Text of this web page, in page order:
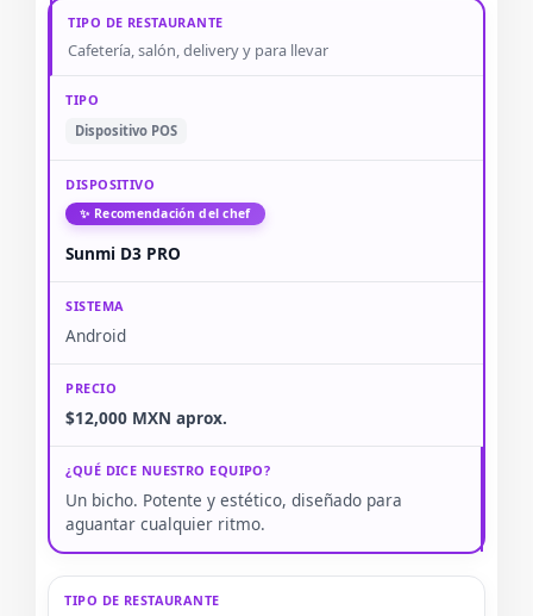
Cafetería, salón, delivery y para llevar
Dispositivo POS
✨ Recomendación del chef
Sunmi D3 PRO
Android
$12,000 MXN aprox.
Un bicho. Potente y estético, diseñado para
aguantar cualquier ritmo.